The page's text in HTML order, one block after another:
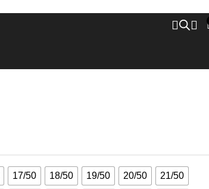
17/50 18/50 19/50 20/50 21/50